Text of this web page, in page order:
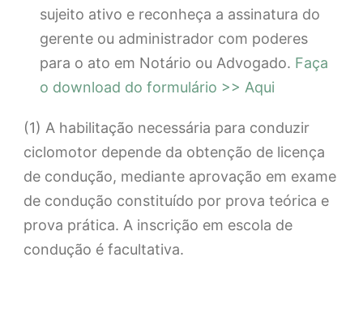
sujeito ativo e reconheça a assinatura do
gerente ou administrador com poderes
para o ato em Notário ou Advogado. Faça
o download do formulário >> Aqui
(1) A habilitação necessária para conduzir
ciclomotor depende da obtenção de licença
de condução, mediante aprovação em exame
de condução constituído por prova teórica e
prova prática. A inscrição em escola de
condução é facultativa.